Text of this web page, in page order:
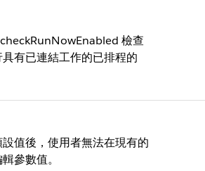
檢查
有已連結工作的已排程的
值後，使用者無法在現有的
參數值。